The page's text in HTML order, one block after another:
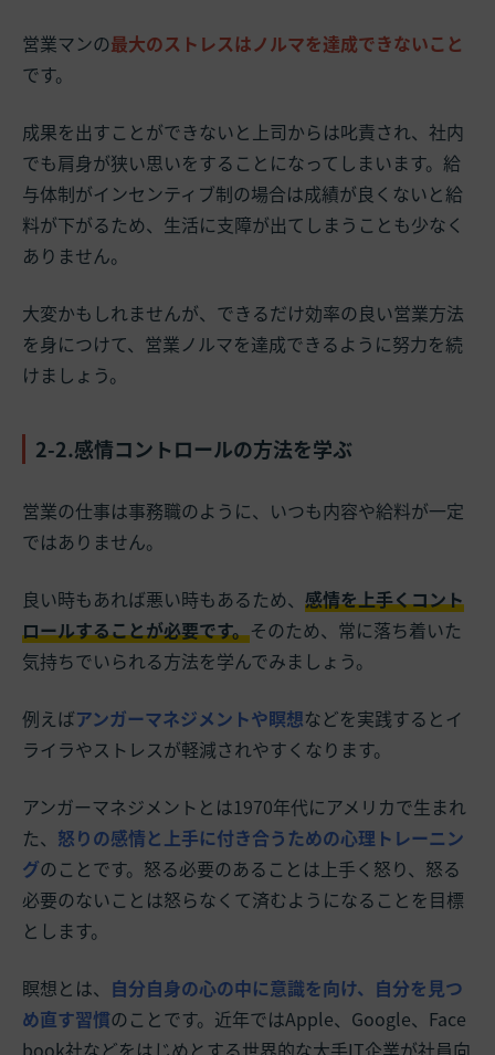
営業マンの最大のストレスはノルマを達成できないこと
です。
成果を出すことができないと上司からは叱責され、社内
でも肩身が狭い思いをすることになってしまいます。給
与体制がインセンティブ制の場合は成績が良くないと給
料が下がるため、生活に支障が出てしまうことも少なく
ありません。
大変かもしれませんが、できるだけ効率の良い営業方法
を身につけて、営業ノルマを達成できるように努力を続
けましょう。
2-2.感情コントロールの方法を学ぶ
営業の仕事は事務職のように、いつも内容や給料が一定
ではありません。
良い時もあれば悪い時もあるため、 感情を上手くコント
ロールすることが必要です。そのため、常に落ち着いた
気持ちでいられる方法を学んでみましょう。
例えばアンガーマネジメントや瞑想などを実践するとイ
ライラやストレスが軽減されやすくなります。
アンガーマネジメントとは1970年代にアメリカで生まれ
た、 怒りの感情と上手に付き合うための心理トレーニン
グのことです。怒る必要のあることは上手く怒り、怒る
必要のないことは怒らなくて済むようになることを目標
とします。
瞑想とは、 自分自身の心の中に意識を向け、自分を見つ
め直す習慣のことです。近年ではApple、Google、Face
book社などをはじめとする世界的な大手IT企業が社員向